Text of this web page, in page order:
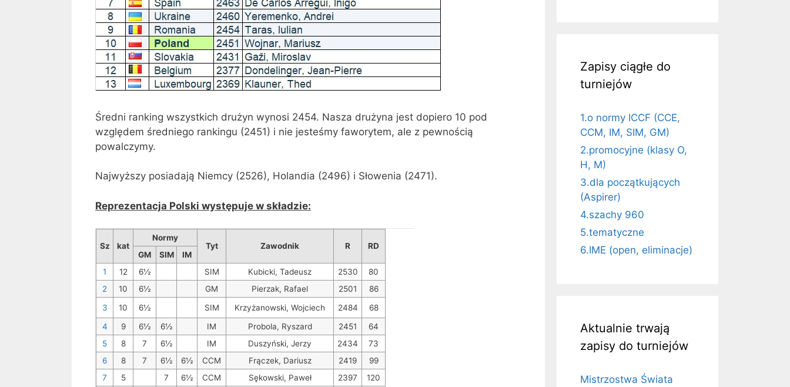
Średni ranking wszystkich drużyn wynosi 2454. Nasza drużyna jest dopiero 10 pod
względem średniego rankingu (2451) i nie jesteśmy faworytem, ale z pewnością
powalczymy.
Najwyższy posiadają Niemcy (2526), Holandia (2496) i Słowenia (2471).
Reprezentacja Polski występuje w składzie:
Sz kat
Normy
Tyt
Zawodnik R
RD
GM
SIM
IM
1
12 6½ SIM Kubicki, Tadeusz 2530
80
2
10 6½ GM Pierzak, Rafael 2501
86
3
10 6½ SIM Krzyżanowski, Wojciech 2484
68
4
9 6½ 6½ IM Probola, Ryszard 2451
64
5
8 7 6½ IM Duszyński, Jerzy 2434
73
6
8 7 6½ 6½ CCM Frączek, Dariusz 2419
99
7
5 7 6½ CCM Sękowski, Paweł 2397
120
Zapisy ciągłe do
turniejów
1.o normy ICCF (CCE,
CCM, IM, SIM, GM)
2.promocyjne (klasy O,
H, M)
3.dla początkujących
(Aspirer)
4.szachy 960
5.tematyczne
6.IME (open, eliminacje)
Aktualnie trwają
zapisy do turniejów
Mistrzostwa Świata